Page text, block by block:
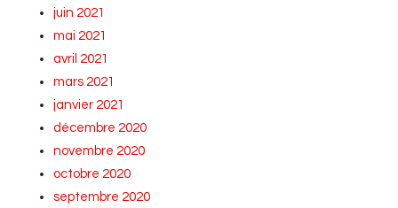
juin 2021
mai 2021
avril 2021
mars 2021
janvier 2021
décembre 2020
novembre 2020
octobre 2020
septembre 2020